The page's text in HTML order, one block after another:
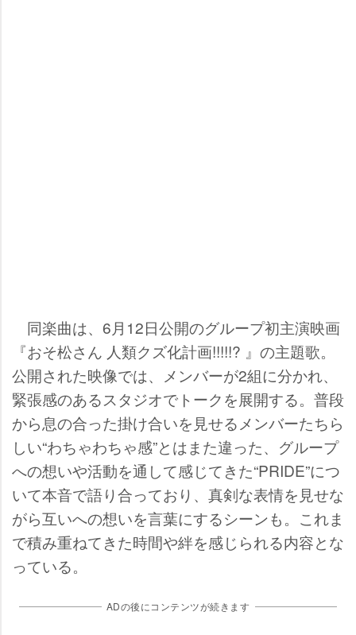
同楽曲は、6月12日公開のグループ初主演映画
『おそ松さん 人類クズ化計画!!!!!? 』の主題歌。
公開された映像では、メンバーが2組に分かれ、
緊張感のあるスタジオでトークを展開する。普段
から息の合った掛け合いを見せるメンバーたちら
しい“わちゃわちゃ感”とはまた違った、グループ
への想いや活動を通して感じてきた“PRIDE”につ
いて本音で語り合っており、真剣な表情を見せな
がら互いへの想いを言葉にするシーンも。これま
で積み重ねてきた時間や絆を感じられる内容とな
っている。
ADの後にコンテンツが続きます